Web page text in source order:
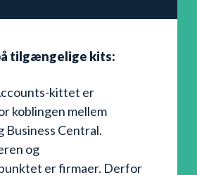
tilgængelige kits:
kittet er
koblingen mellem
Business Central.
og
er firmaer. Derfor